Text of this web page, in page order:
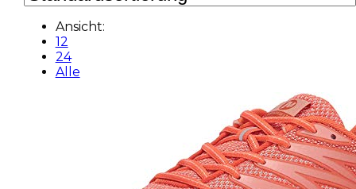
Ansicht:
12
24
Alle